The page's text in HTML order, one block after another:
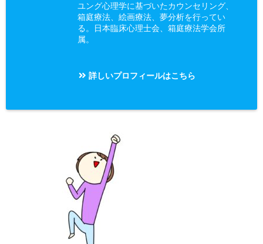
ユング心理学に基づいたカウンセリング、
箱庭療法、絵画療法、夢分析を行ってい
る。日本臨床心理士会、箱庭療法学会所
属。
詳しいプロフィールはこちら